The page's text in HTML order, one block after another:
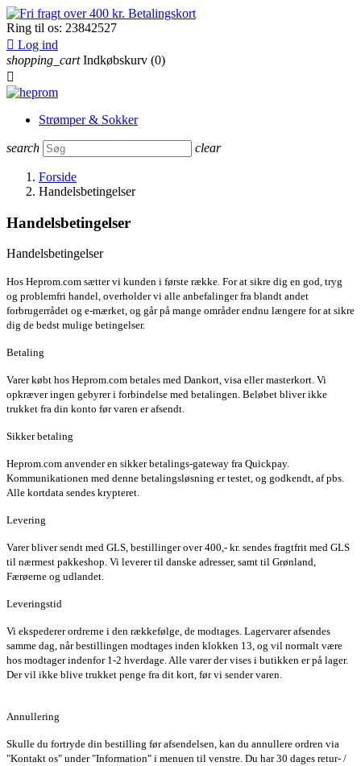
Ring til os: 23842527
 Log ind
shopping_cart Indkøbskurv (0)

Strømper & Sokker
search clear
Forside
Handelsbetingelser
Handelsbetingelser
Handelsbetingelser
Hos Heprom.com sætter vi kunden i første række. For at sikre dig en god, tryg
og problemfri handel, overholder vi alle anbefalinger fra blandt andet
forbrugerrådet og e-mærket, og går på mange områder endnu længere for at sikre
dig de bedst mulige betingelser.
Betaling
Varer købt hos Heprom.com betales med Dankort, visa eller masterkort. Vi
opkræver ingen gebyrer i forbindelse med betalingen. Beløbet bliver ikke
trukket fra din konto før varen er afsendt.
Sikker betaling
Heprom.com anvender en sikker betalings-gateway fra Quickpay.
Kommunikationen med denne betalingsløsning er testet, og godkendt, af pbs.
Alle kortdata sendes krypteret.
Levering
Varer bliver sendt med GLS, bestillinger over 400,- kr. sendes fragtfrit med GLS
til nærmest pakkeshop. Vi leverer til danske adresser, samt til Grønland,
Færøerne og udlandet.
Leveringstid
Vi ekspederer ordrerne i den rækkefølge, de modtages. Lagervarer afsendes
samme dag, når bestillingen modtages inden klokken 13, og vil normalt være
hos modtager indenfor 1-2 hverdage. Alle varer der vises i butikken er på lager.
Der vil ikke blive trukket penge fra dit kort, før vi sender varen.
Annullering
Skulle du fortryde din bestilling før afsendelsen, kan du annullere ordren via
"Kontakt os" under "Information" i menuen til venstre. Du har 30 dages retur- /